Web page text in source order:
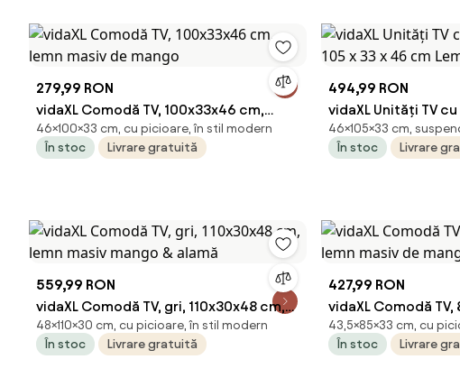
279,99 RON
vidaXL Comodă TV, 100x33x46 cm,
lemn masiv de mango
46×100×33 cm, cu picioare, în stil modern
În stoc
Livrare gratuită
494,99 RON
vidaXL Unități TV
105 x 33 x 46 cm
46×105×33 cm,
În stoc
Livrare
559,99 RON
vidaXL Comodă TV, gri, 110x30x48 cm,
lemn masiv mango & alamă
48×110×30 cm, cu picioare, în stil modern
În stoc
Livrare gratuită
427,99 RON
vidaXL Comodă TV,
lemn masiv de
43,5×85×33 cm, cu
În stoc
Livrare